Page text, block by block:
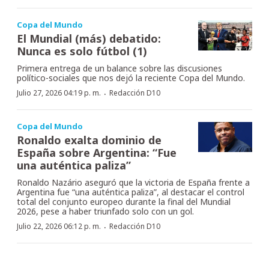
Copa del Mundo
El Mundial (más) debatido:
Nunca es solo fútbol (1)
Primera entrega de un balance sobre las discusiones
político-sociales que nos dejó la reciente Copa del Mundo.
Julio 27, 2026 04:19 p. m. · Redacción D10
Copa del Mundo
Ronaldo exalta dominio de
España sobre Argentina: “Fue
una auténtica paliza”
Ronaldo Nazário aseguró que la victoria de España frente a
Argentina fue “una auténtica paliza”, al destacar el control
total del conjunto europeo durante la final del Mundial
2026, pese a haber triunfado solo con un gol.
Julio 22, 2026 06:12 p. m. · Redacción D10